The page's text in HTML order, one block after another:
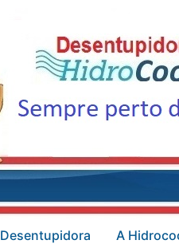
Desentupidora A